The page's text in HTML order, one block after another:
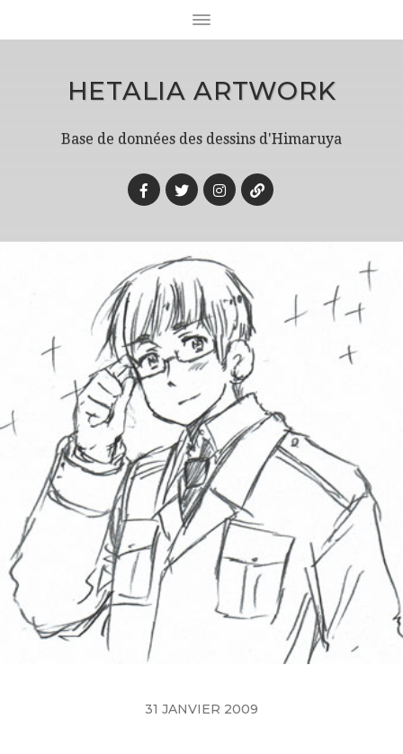
HETALIA ARTWORK
Base de données des dessins d'Himaruya
31 JANVIER 2009